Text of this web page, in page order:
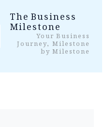
جائیں۔
The Business
MilestoneYour Business
Journey, Milestone
by Milestone